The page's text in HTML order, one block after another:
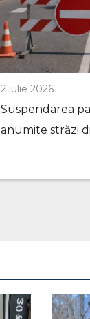
2 iulie 2026
Suspendarea
anumite străzi